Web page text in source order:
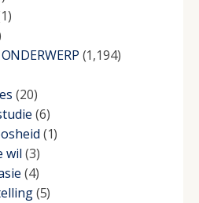
(1,194)
(20)
(6)
(1)
wil (3)
(4)
(5)